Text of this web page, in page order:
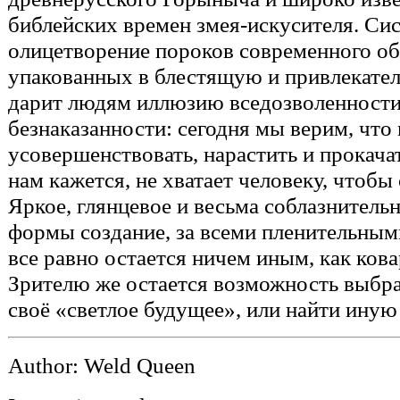
библейских времен змея-искусителя.
олицетворение пороков современного
упакованных в блестящую и
дарит людям иллюзию
безнаказанности: сегодня мы верим,
усовершенствовать, нарастить и
нам кажется, не хватает человеку, чтобы
Яркое, глянцевое и весьма
формы создание, за всеми
все равно остается ничем иным, как
Зрителю же остается возможность
своё «светлое будущее», или найти
Author: Weld Queen